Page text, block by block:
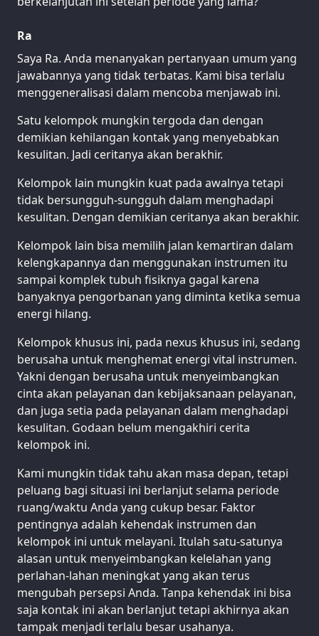
Ra
Saya Ra. Anda menanyakan pertanyaan umum yang
jawabannya yang tidak terbatas. Kami bisa terlalu
menggeneralisasi dalam mencoba menjawab ini.
Satu kelompok mungkin tergoda dan dengan
demikian kehilangan kontak yang menyebabkan
kesulitan. Jadi ceritanya akan berakhir.
Kelompok lain mungkin kuat pada awalnya tetapi
tidak bersungguh-sungguh dalam menghadapi
kesulitan. Dengan demikian ceritanya akan berakhir.
Kelompok lain bisa memilih jalan kemartiran dalam
kelengkapannya dan menggunakan instrumen itu
sampai komplek tubuh fisiknya gagal karena
banyaknya pengorbanan yang diminta ketika semua
energi hilang.
Kelompok khusus ini, pada nexus khusus ini, sedang
berusaha untuk menghemat energi vital instrumen.
Yakni dengan berusaha untuk menyeimbangkan
cinta akan pelayanan dan kebijaksanaan pelayanan,
dan juga setia pada pelayanan dalam menghadapi
kesulitan. Godaan belum mengakhiri cerita
kelompok ini.
Kami mungkin tidak tahu akan masa depan, tetapi
peluang bagi situasi ini berlanjut selama periode
ruang/waktu Anda yang cukup besar. Faktor
pentingnya adalah kehendak instrumen dan
kelompok ini untuk melayani. Itulah satu-satunya
alasan untuk menyeimbangkan kelelahan yang
perlahan-lahan meningkat yang akan terus
mengubah persepsi Anda. Tanpa kehendak ini bisa
saja kontak ini akan berlanjut tetapi akhirnya akan
tampak menjadi terlalu besar usahanya.